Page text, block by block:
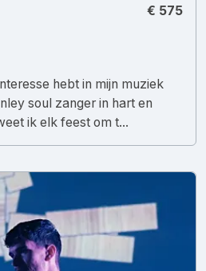
€ 575
hebt in mijn muziek
soul zanger in hart en
ik elk feest om t...